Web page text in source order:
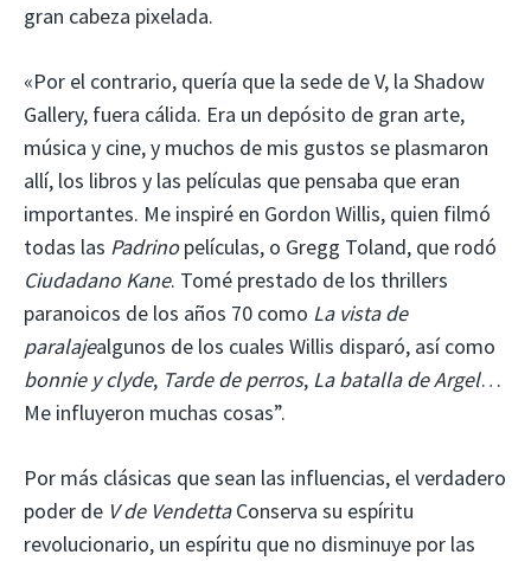
gran cabeza pixelada.
«Por el contrario, quería que la sede de V, la Shadow
Gallery, fuera cálida. Era un depósito de gran arte,
música y cine, y muchos de mis gustos se plasmaron
allí, los libros y las películas que pensaba que eran
importantes. Me inspiré en Gordon Willis, quien filmó
todas las Padrinopelículas, o Gregg Toland, que rodó
Ciudadano Kane. Tomé prestado de los thrillers
paranoicos de los años 70 como La vista de
paralajealgunos de los cuales Willis disparó, así como
bonnie y clyde, Tarde de perros, La batalla de Argel…
Me influyeron muchas cosas”.
Por más clásicas que sean las influencias, el verdadero
poder de V de VendettaConserva su espíritu
revolucionario, un espíritu que no disminuye por las